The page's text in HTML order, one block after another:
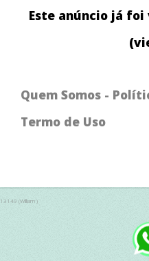
Este anúncio já foi
Quem Somos -
Termo de Uso
13149 (William )